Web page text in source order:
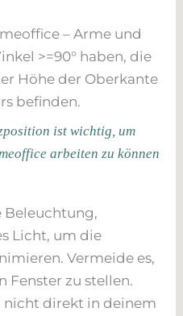
ist wichtig, um
arbeiten zu können
Beleuchtung,
Licht, um die
Vermeide es,
Fenster zu stellen.
nicht direkt in deinem